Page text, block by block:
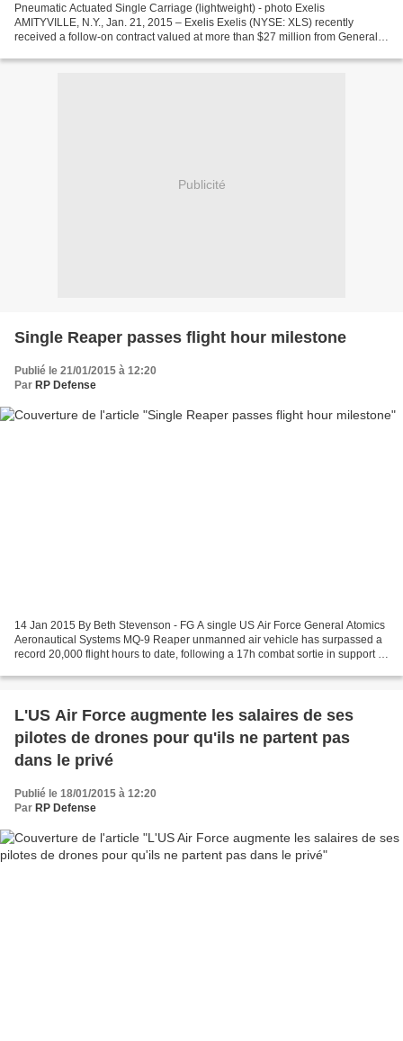
Pneumatic Actuated Single Carriage (lightweight) - photo Exelis
AMITYVILLE, N.Y., Jan. 21, 2015 – Exelis Exelis (NYSE: XLS) recently
received a follow-on contract valued at more than $27 million from General
Publicité
Single Reaper passes flight hour milestone
Publié le 21/01/2015 à 12:20
Par RP Defense
14 Jan 2015 By Beth Stevenson - FG A single US Air Force General Atomics
Aeronautical Systems MQ-9 Reaper unmanned air vehicle has surpassed a
record 20,000 flight hours to date, following a 17h combat sortie in support of
L'US Air Force augmente les salaires de ses
pilotes de drones pour qu'ils ne partent pas
dans le privé
Publié le 18/01/2015 à 12:20
Par RP Defense